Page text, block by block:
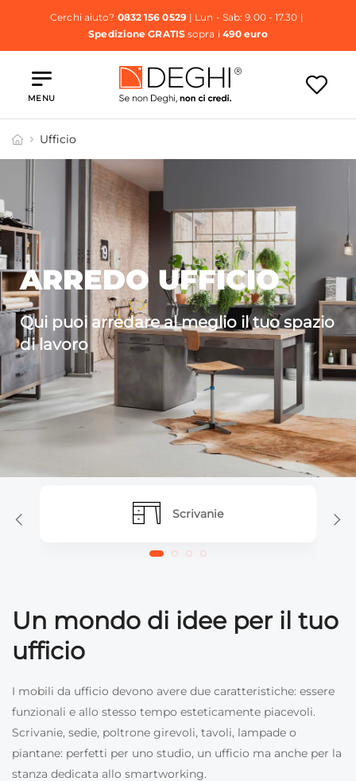
Cerchi aiuto? 0832 156 0529| Lun - Sab: 9.00 - 17.30 |
Spedizione GRATISsopra i 490 euro
MENU
Ufficio
ARREDO UFFICIO
Qui puoi arredare al meglio il tuo spazio
di lavoro
Scrivanie
Un mondo di idee per il tuo
ufficio
I mobili da ufficio devono avere due caratteristiche: essere
funzionali e allo stesso tempo esteticamente piacevoli.
Scrivanie, sedie, poltrone girevoli, tavoli, lampade o
piantane: perfetti per uno studio, un ufficio ma anche per la
stanza dedicata allo smartworking.